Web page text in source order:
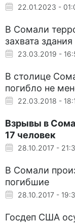
22.01.2023 -
В Сомали
захвата
23.03.2019 -
В столице
погибло не
22.03.2018 -
Взрывы в
17 человек
28.10.2017 -
В Сомали
погибшие
28.10.2017 -
Госдеп США